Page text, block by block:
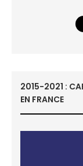
2015-2021 :
EN FRANCE